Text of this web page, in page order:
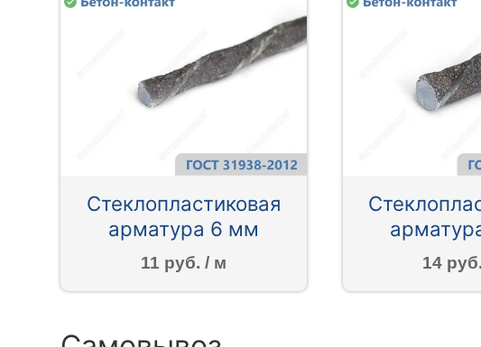
Стеклопластиковая
арматура 6 мм
11 руб. / м 14